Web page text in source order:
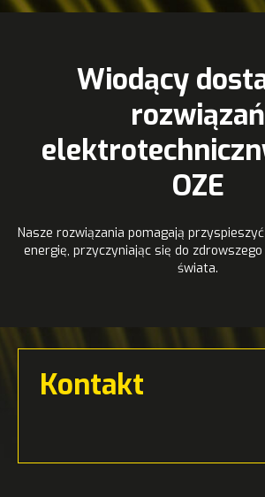
Wiodący
rozwiązań
OZE
Nasze rozwiązania pomagają
energię, przyczyniając się do
świata.
Kontakt